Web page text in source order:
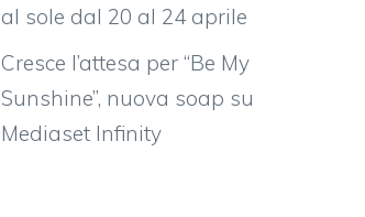
al sole dal 20 al 24 aprile
Cresce l’attesa per “Be My
Sunshine”, nuova soap su
Mediaset Infinity